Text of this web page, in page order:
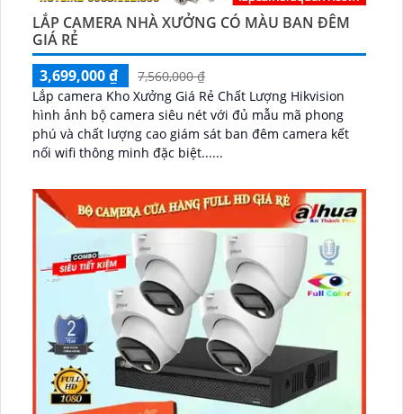
LẮP CAMERA NHÀ XƯỞNG CÓ MÀU BAN ĐÊM
GIÁ RẺ
3,699,000 ₫
7,560,000 ₫
Lắp camera Kho Xưởng Giá Rẻ Chất Lượng Hikvision
hình ảnh bộ camera siêu nét với đủ mẫu mã phong
phú và chất lượng cao giám sát ban đêm camera kết
nối wifi thông minh đặc biệt......